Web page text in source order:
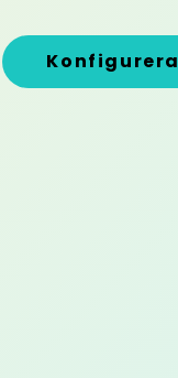
Konfigurera